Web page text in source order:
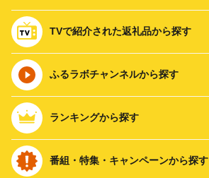
TVで紹介された返礼品から探す
ふるラボチャンネルから探す
ランキングから探す
番組・特集・キャンペーンから探す